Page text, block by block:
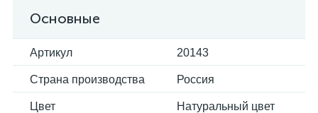
Основные
Артикул 20143
Страна производства Россия
Цвет Натуральный цвет